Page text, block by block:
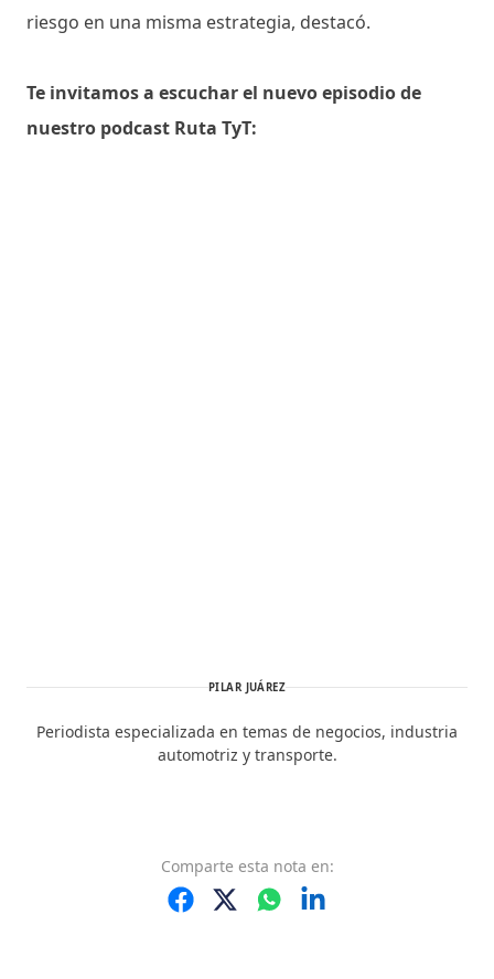
riesgo en una misma estrategia, destacó.
Te invitamos a escuchar el nuevo episodio de
nuestro podcast Ruta TyT:
PILAR JUÁREZ
Periodista especializada en temas de negocios, industria
automotriz y transporte.
Comparte esta nota en: